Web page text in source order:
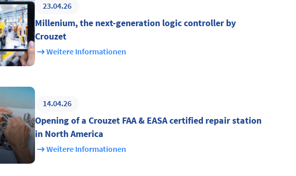
23.04.26
Millenium, the next-generation logic controller by
Crouzet
Weitere Informationen
14.04.26
Opening of a Crouzet FAA & EASA certified repair station
in North America
Weitere Informationen